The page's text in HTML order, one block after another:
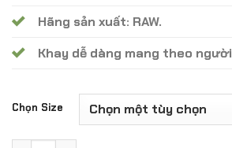
Hãng sản xuất: RAW.
Khay dễ dàng mang theo người
Chọn Size